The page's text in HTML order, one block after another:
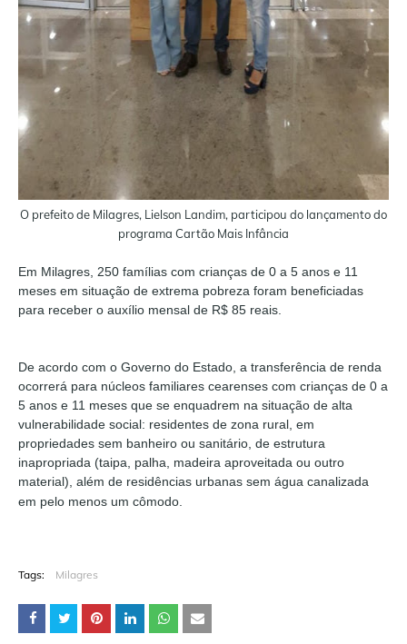
O prefeito de Milagres, Lielson Landim, participou do lançamento do
programa Cartão Mais Infância
Em Milagres, 250 famílias com crianças de 0 a 5 anos e 11
meses em situação de extrema pobreza foram beneficiadas
para receber o auxílio mensal de R$ 85 reais.
De acordo com o Governo do Estado, a transferência de renda
ocorrerá para núcleos familiares cearenses com crianças de 0 a
5 anos e 11 meses que se enquadrem na situação de alta
vulnerabilidade social: residentes de zona rural, em
propriedades sem banheiro ou sanitário, de estrutura
inapropriada (taipa, palha, madeira aproveitada ou outro
material), além de residências urbanas sem água canalizada
em pelo menos um cômodo.
Tags: Milagres